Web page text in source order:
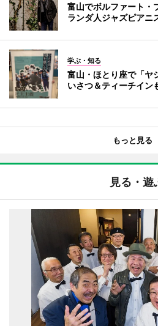
富山でボルファート
ランダ人ジャズピアニ
学ぶ・知る
富山・ほとり座で「
いさつ＆ティーチイン
もっと見る
見る・遊